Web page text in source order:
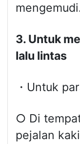
3. Untuk
lalu lintas
・Untuk
○ Di
pejalan